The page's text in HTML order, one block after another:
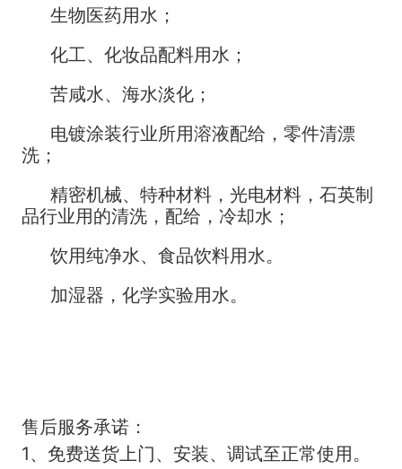
生物医药用水；
化工、化妆品配料用水；
苦咸水、海水淡化；
电镀涂装行业所用溶液配给，零件清漂
洗；
精密机械、特种材料，光电材料，石英制
品行业用的清洗，配给，冷却水；
饮用纯净水、食品饮料用水。
加湿器，化学实验用水。
售后服务承诺：
1、免费送货上门、安装、调试至正常使用。